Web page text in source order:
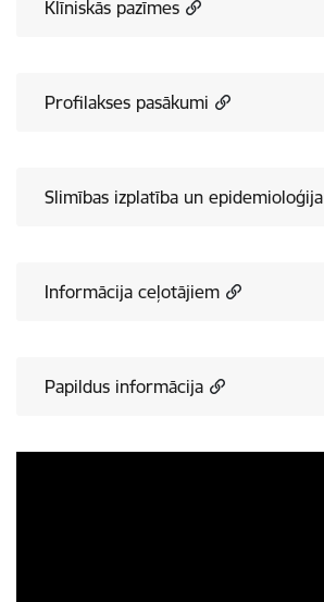
Klīniskās pazīmes
Profilakses pasākumi
Slimības izplatība un epidemioloģija
Informācija ceļotājiem
Papildus informācija